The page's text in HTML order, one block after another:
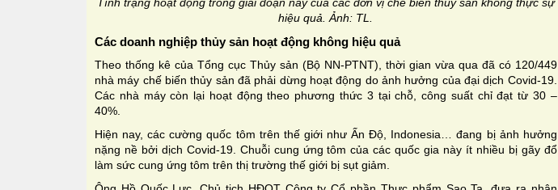
hiệu quả. Ảnh: TL.
Các doanh nghiệp thủy sản hoạt động không hiệu quả
Theo thống kê của Tổng cục Thủy sản (Bộ NN-PTNT), thời gian vừa qua đã có 120/449
nhà máy chế biến thủy sản đã phải dừng hoạt động do ảnh hưởng của đại dịch Covid-19.
Các nhà máy còn lại hoạt động theo phương thức 3 tại chỗ, công suất chỉ đạt từ 30 –
40%.
Hiện nay, các cường quốc tôm trên thế giới như Ấn Độ, Indonesia… đang bị ảnh hưởng
nặng nề bởi dịch Covid-19. Chuỗi cung ứng tôm của các quốc gia này ít nhiều bị gãy đổ
làm sức cung ứng tôm trên thị trường thế giới bị sụt giảm.